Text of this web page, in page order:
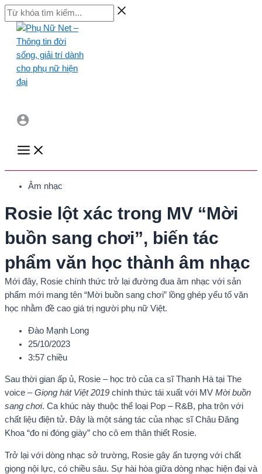
Skip
to
content
Từ
khóa
kiếm...
Main
Menu
Âm nhạc
Rosie lột xác trong MV “Mời
buồn sang chơi”, biến tác
phẩm văn học thành âm nhạc
Mới đây, Rosie chính thức trở lại đường đua âm nhạc với sản
phẩm mới mang tên “Mời buồn sang chơi” lồng ghép yếu tố văn
học nhằm đề cao giá trị người phụ nữ Việt.
Đào Mạnh Long
25/10/2023
3:57 chiều
Sau thời gian ấp ủ, Rosie – học trò của ca sĩ Thanh Hà tại The
voice –Giọng hát Việt 2019 chính thức tái xuất với MV Mời buồn
sang chơi. Ca khúc này thuộc thể loại Pop – R&B, pha trộn với
chất liệu điện tử. Đây là một sáng tác của nhạc sĩ Châu Đăng
Khoa “đo ni đóng giày” cho cô em thân thiết Rosie.
Trở lại với dòng nhạc sở trường, Rosie gây ấn tượng với chất
giọng nội lực, có chiều sâu. Sự hài hòa giữa dòng nhạc hiện đại và